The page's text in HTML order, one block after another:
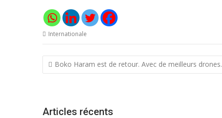
Internationale
Navigation
de
Boko Haram est de retour. Avec de meilleurs drones.
Articles récents